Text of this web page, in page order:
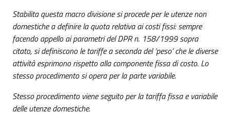
Stabilita questa macro divisione si procede per le utenze non
domestiche a definire la quota relativa ai costi fissi: sempre
facendo appello ai parametri del DPR n. 158/1999 sopra
citato, si definiscono le tariffe a seconda del ‘peso’ che le diverse
attività esprimono rispetto alla componente fissa di costo. Lo
stesso procedimento si opera per la parte variabile.
Stesso procedimento viene seguito per la tariffa fissa e variabile
delle utenze domestiche.